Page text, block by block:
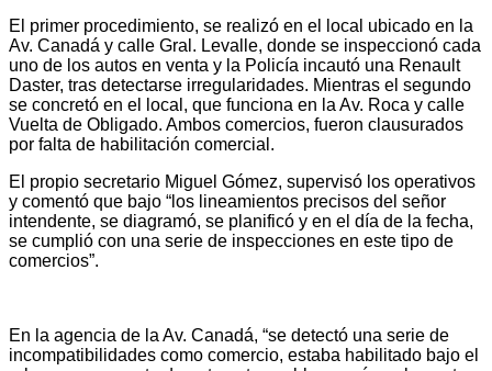
El primer procedimiento, se realizó en el local ubicado en la
Av. Canadá y calle Gral. Levalle, donde se inspeccionó cada
uno de los autos en venta y la Policía incautó una Renault
Daster, tras detectarse irregularidades. Mientras el segundo
se concretó en el local, que funciona en la Av. Roca y calle
Vuelta de Obligado. Ambos comercios, fueron clausurados
por falta de habilitación comercial.
El propio secretario Miguel Gómez, supervisó los operativos
y comentó que bajo “los lineamientos precisos del señor
intendente, se diagramó, se planificó y en el día de la fecha,
se cumplió con una serie de inspecciones en este tipo de
comercios”.
En la agencia de la Av. Canadá, “se detectó una serie de
incompatibilidades como comercio, estaba habilitado bajo el